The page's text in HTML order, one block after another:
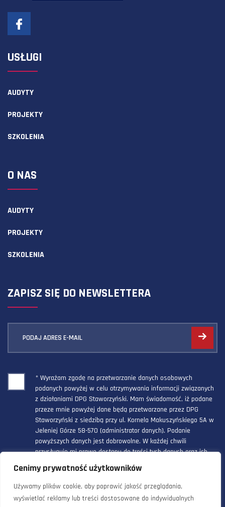
Cenimy prywatność użytkowników
Używamy plików cookie, aby poprawić jakość przeglądania,
wyświetlać reklamy lub treści dostosowane do indywidualnych
USŁUGI
AUDYTY
PROJEKTY
SZKOLENIA
O NAS
AUDYTY
PROJEKTY
SZKOLENIA
ZAPISZ SIĘ DO NEWSLETTERA
PODAJ ADRES E-MAIL
* Wyrażam zgodę na przetwarzanie danych osobowych
podanych powyżej w celu otrzymywania informacji związanych
z działaniami DPG Staworzyński. Mam świadomość, iż podane
przeze mnie powyżej dane będą przetwarzane przez DPG
Staworzyński z siedzibą przy ul. Kornela Makuszyńskiego 5A w
Jeleniej Górze 58-570 (administrator danych). Podanie
powyższych danych jest dobrowolne. W każdej chwili
przysługuje mi prawo dostępu do treści tych danych oraz ich
poprawienia, a powyższa zgoda może być odwołana w każdym
czasie.